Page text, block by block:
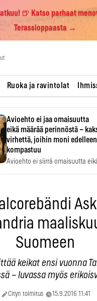
🍺 Katso parhaat
Terassioppaasta →
Ruoka ja ravintolat
Avioehto ei jaa omaisuutta
eikä määrää perinnöstä –
virhettä, joihin moni edelleen
kompastuu
Avioehto ei siirrä omaisuutta
Suomeen
keikat ensi vuonna
– luvassa myös
Cityn toimitus 15.9.2016 11:41